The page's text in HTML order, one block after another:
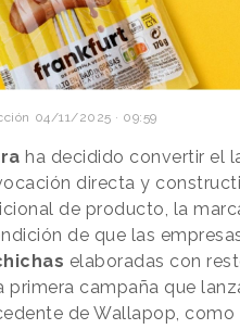
04/11/2025 · 09:59
ha decidido convertir el
directa y
de producto, la
de que las
elaboradas con
primera campaña que
de Wallapop, como